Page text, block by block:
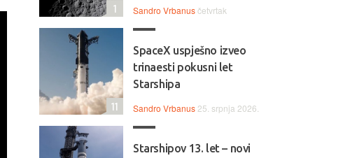
Sandro Vrbanusčetvrtak
1
SpaceX uspješno izveo
trinaesti pokusni let
Starshipa
Sandro Vrbanus 25. srpnja 2026.
11
Starshipov 13. let – novi